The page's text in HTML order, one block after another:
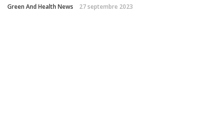
Green And Health News 27 septembre 2023